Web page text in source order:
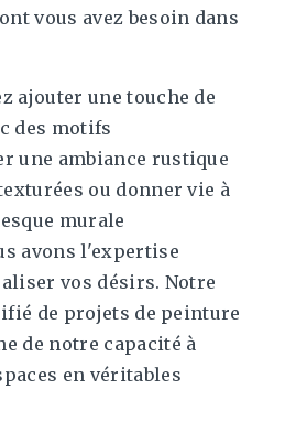
vous avez besoin dans
ajouter une touche de
des motifs
une ambiance rustique
ou donner vie à
murale
avons l'expertise
vos désirs. Notre
de projets de peinture
de notre capacité à
en véritables